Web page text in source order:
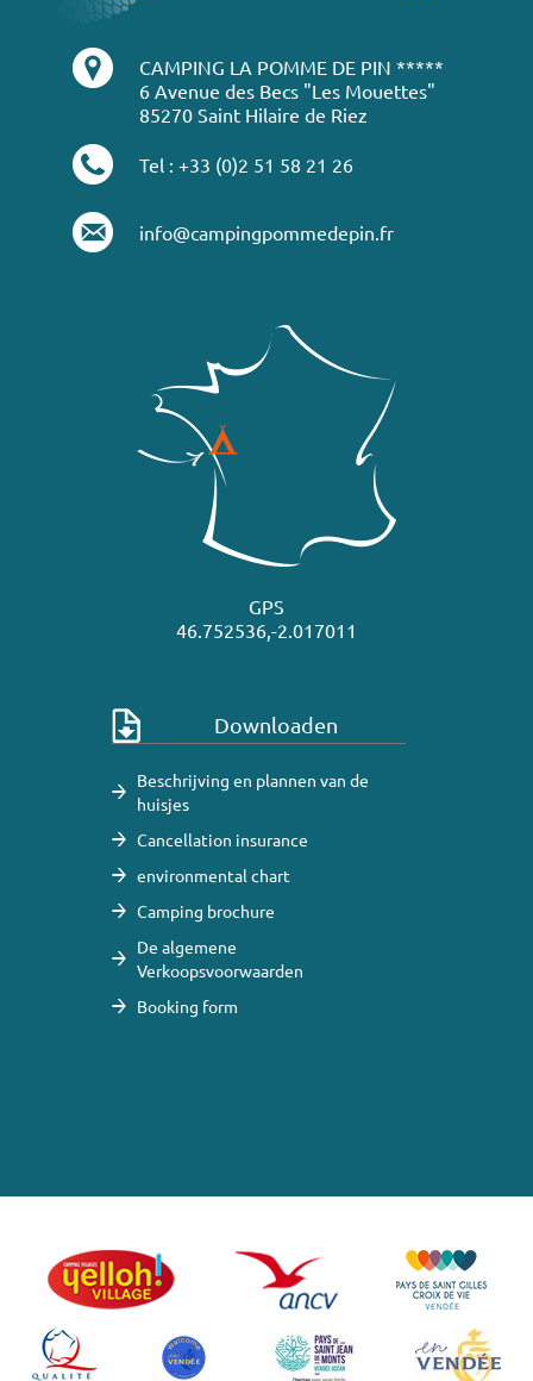
CAMPING LA POMME DE PIN *****
6 Avenue des Becs "Les Mouettes"
85270 Saint Hilaire de Riez
Tel : +33 (0)2 51 58 21 26
info@campingpommedepin.fr
GPS
46.752536,-2.017011
Downloaden
Beschrijving en plannen van de
huisjes
Cancellation insurance
environmental chart
Camping brochure
De algemene
Verkoopsvoorwaarden
Booking form